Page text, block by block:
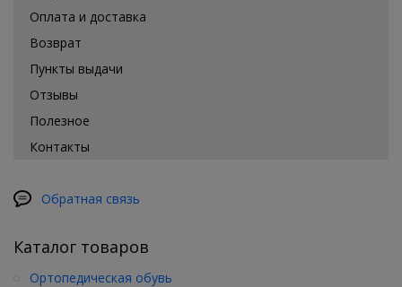
Оплата и доставка
Возврат
Пункты выдачи
Отзывы
Полезное
Контакты
Обратная связь
Каталог товаров
Ортопедическая обувь